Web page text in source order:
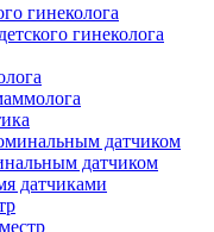
гинеколога
гинеколога
датчиком
датчиком
датчиками